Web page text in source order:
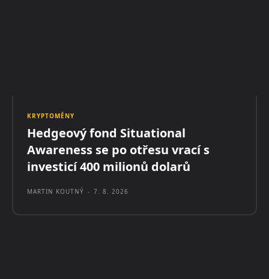
KRYPTOMĚNY
Hedgeový fond Situational
Awareness se po otřesu vrací s
investicí 400 milionů dolarů
MARTIN KOUTNÝ - 7. 8. 2026